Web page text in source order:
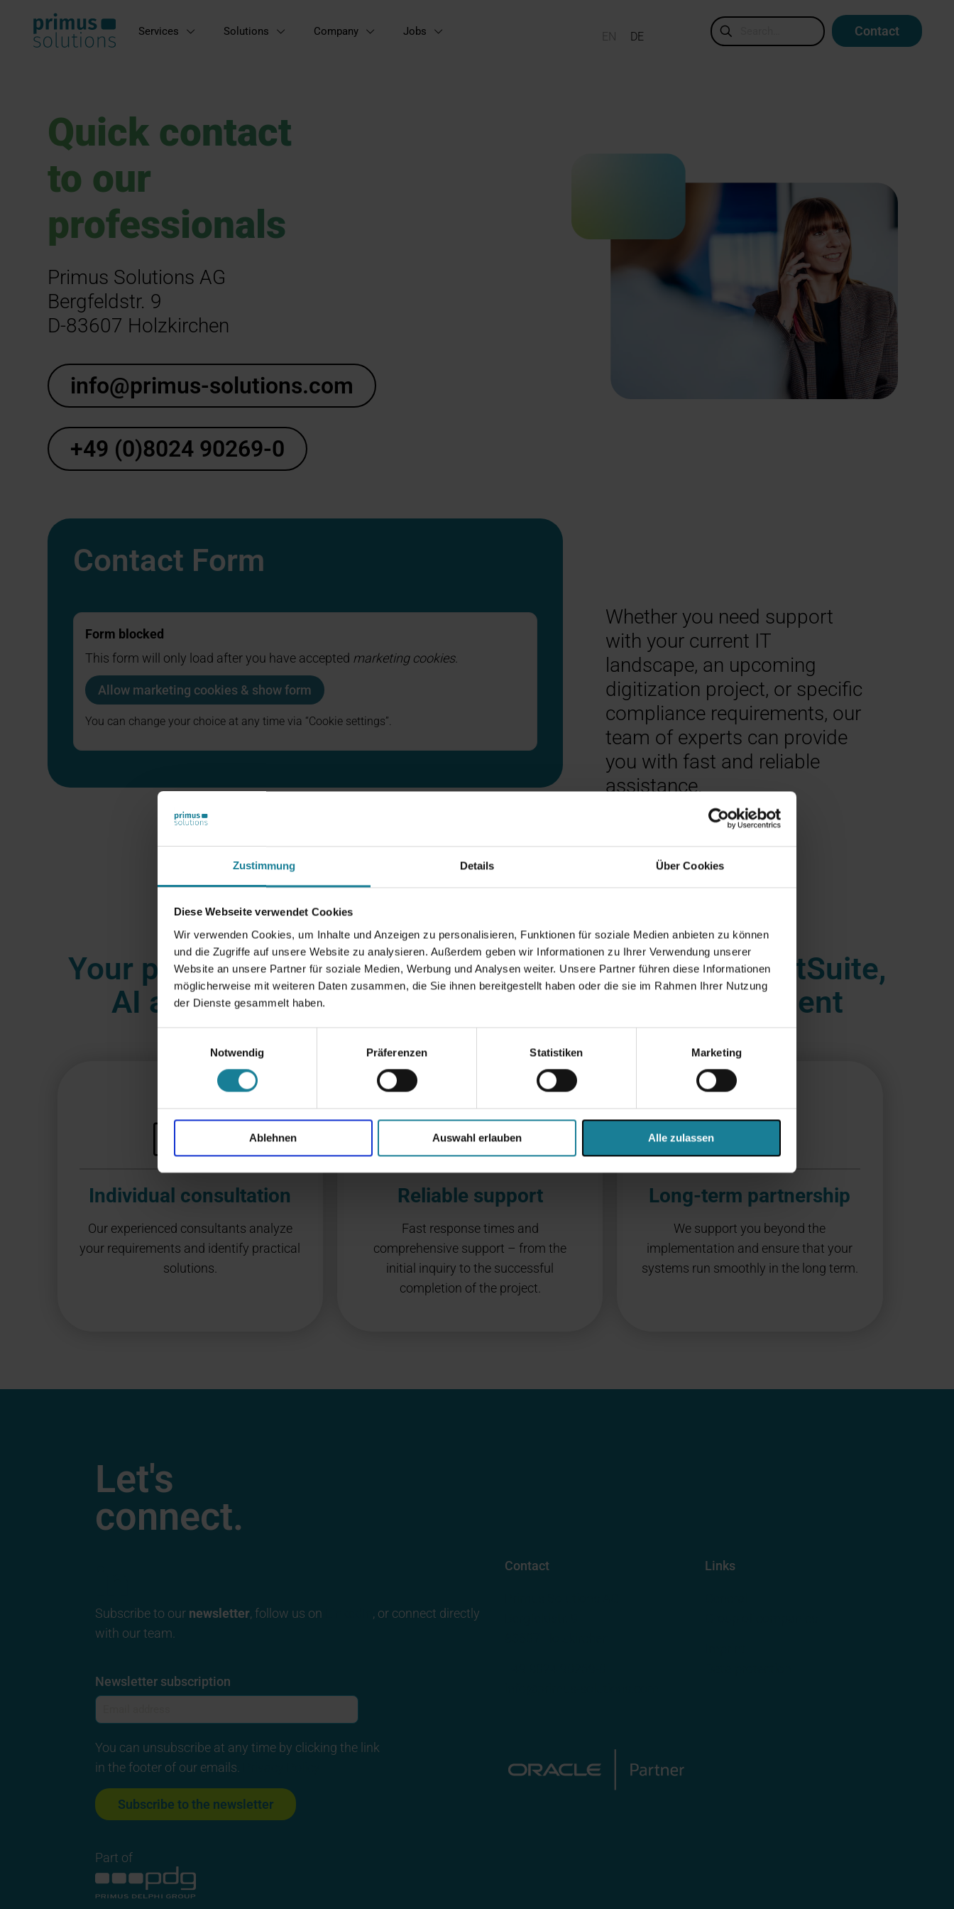
Zustimmung Details Über Cookies
Diese Webseite verwendet Cookies
Wir verwenden Cookies, um Inhalte und Anzeigen zu personalisieren, Funktionen für soziale Medien anbieten zu können
und die Zugriffe auf unsere Website zu analysieren. Außerdem geben wir Informationen zu Ihrer Verwendung unserer
Website an unsere Partner für soziale Medien, Werbung und Analysen weiter. Unsere Partner führen diese Informationen
möglicherweise mit weiteren Daten zusammen, die Sie ihnen bereitgestellt haben oder die sie im Rahmen Ihrer Nutzung
der Dienste gesammelt haben.
Notwendig
Präferenzen Statistiken Marketing
Ablehnen Auswahl erlauben Alle zulassen
Services Solutions Company Jobs Contact
Quick contact
to our
professionals
Primus Solutions AG
Bergfeldstr. 9
D-83607 Holzkirchen
info@primus-solutions.com
+49 (0)8024 90269-0
Contact Form
Form blocked
This form will only load after you have accepted marketing cookies.
Allow marketing cookies & show form
You can change your choice at any time via “Cookie settings”.
Whether you need support
with your current IT
landscape, an upcoming
digitization project, or specific
compliance requirements, our
team of experts can provide
you with fast and reliable
assistance.
Your professionals when it comes to Oracle EBS, NetSuite,
AI and change management in the ERP environment
Individual consultation
Our experienced consultants analyze
your requirements and identify practical
solutions.
Reliable support
Fast response times and
comprehensive support – from the
initial inquiry to the successful
completion of the project.
Long-term partnership
We support you beyond the
implementation and ensure that your
systems run smoothly in the long term.
Let's
connect.
Subscribe to our newsletter, follow us on
, or connect directly
with our team.
Newsletter subscription
You can unsubscribe at any time by clicking the link
in the footer of our emails.
Part of
Contact Links